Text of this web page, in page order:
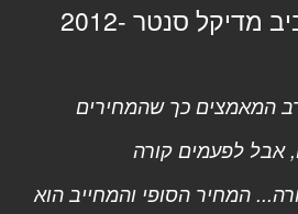
שמורות לתל אביב מדיקל סנטר 2012-
המאמצים כך שהמחירים
אבל לפעמים קורה
המחיר הסופי והמחייב הוא